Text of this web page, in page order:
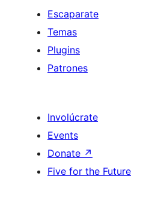
Escaparate
Temas
Plugins
Patrones
Involúcrate
Events
Donate ↗
Five for the Future